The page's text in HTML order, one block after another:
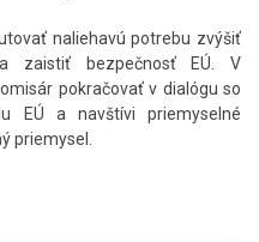
naliehavú potrebu zvýšiť
zaistiť bezpečnosť EÚ. V
pokračovať v dialógu so
EÚ a navštívi priemyselné
priemysel.